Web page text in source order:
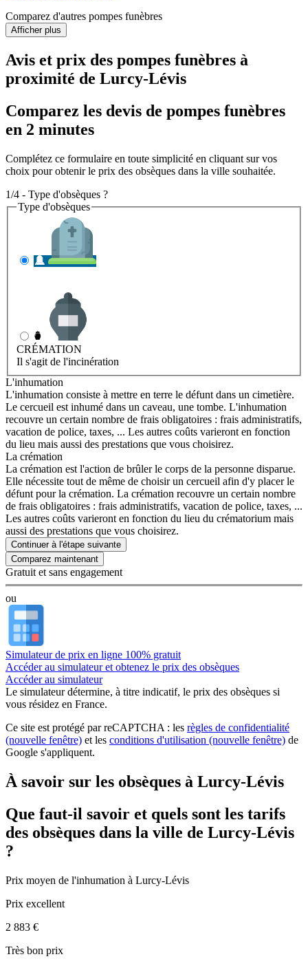
Comparez d'autres pompes funèbres
Afficher plus
Avis et prix des pompes funèbres à
proximité de Lurcy-Lévis
Comparez les devis de pompes funèbres
en 2 minutes
Complétez ce formulaire en toute simplicité en cliquant sur vos
choix pour obtenir le prix des obsèques dans la ville souhaitée.
1/4 - Type d'obsèques ?
Type d'obsèques
CRÉMATION
Il s'agit de l'incinération
L'inhumation
L'inhumation consiste à mettre en terre le défunt dans un cimetière.
Le cercueil est inhumé dans un caveau, une tombe. L'inhumation
recouvre un certain nombre de frais obligatoires : frais administratifs,
vacation de police, taxes, ... Les autres coûts varieront en fonction
du lieu mais aussi des prestations que vous choisirez.
La crémation
La crémation est l'action de brûler le corps de la personne disparue.
Elle nécessite tout de même de choisir un cercueil afin d'y placer le
défunt pour la crémation. La crémation recouvre un certain nombre
de frais obligatoires : frais administratifs, vacation de police, taxes, ...
Les autres coûts varieront en fonction du lieu du crématorium mais
aussi des prestations que vous choisirez.
Continuer à l'étape suivante
Gratuit et sans engagement
ou
Simulateur de prix en ligne 100% gratuit
Accéder au simulateur et obtenez le prix des obsèques
Accéder au simulateur
Le simulateurdétermine, à titre indicatif, le prix des obsèques si
vous résidez en France.
Ce site est protégé par reCAPTCHA : les règles de confidentialité
(nouvelle fenêtre) et les conditions d'utilisation (nouvelle fenêtre) de
Google s'appliquent.
À savoir sur les obsèques à Lurcy-Lévis
Que faut-il savoir et quels sont les tarifs
des obsèques dans la ville de Lurcy-Lévis
?
Prix moyen de l'inhumation à Lurcy-Lévis
Prix excellent
2 883 €
Très bon prix